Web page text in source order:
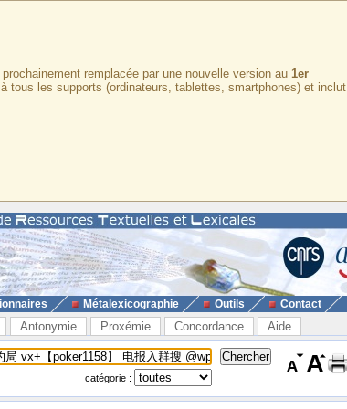
remplacée par une nouvelle version au 1er
tous les supports (ordinateurs, tablettes, smartphones) et inclut
Métalexicographie Outils Contact
Antonymie Proxémie Concordance Aide
catégorie :